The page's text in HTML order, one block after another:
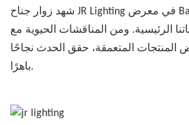
شهد زوار جناح JR Lighting في معرض Bauma CHINA 2024
الرئيسية. ومن المناقشات الحيوية مع
المنتجات المتعمقة، حقق الحدث نجاحًا
باهرًا.